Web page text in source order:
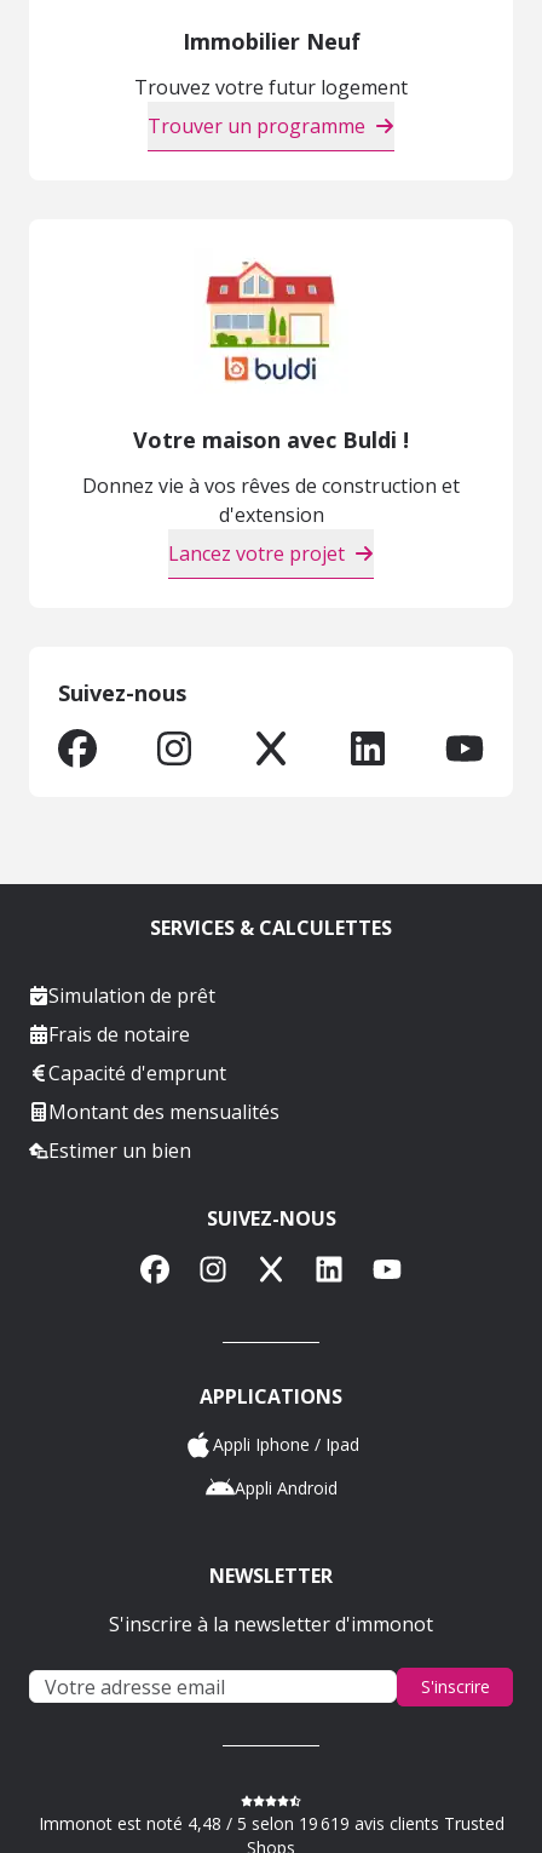
Immobilier Neuf
Trouvez votre futur logement
Trouver un programme
Votre maison avec Buldi !
Donnez vie à vos rêves de construction et
d'extension
Lancez votre projet
Suivez-nous
SERVICES & CALCULETTES
Simulation de prêt
Frais de notaire
Capacité d'emprunt
Montant des mensualités
Estimer un bien
SUIVEZ-NOUS
FacebookInstagram
X LinkedInYouTube
APPLICATIONS
Appli Iphone / Ipad
Appli Android
NEWSLETTER
S'inscrire à la newsletter d'immonot
S'inscrire
Immonot est noté 4,48 / 5 selon 19 619 avis clients Trusted
Shops